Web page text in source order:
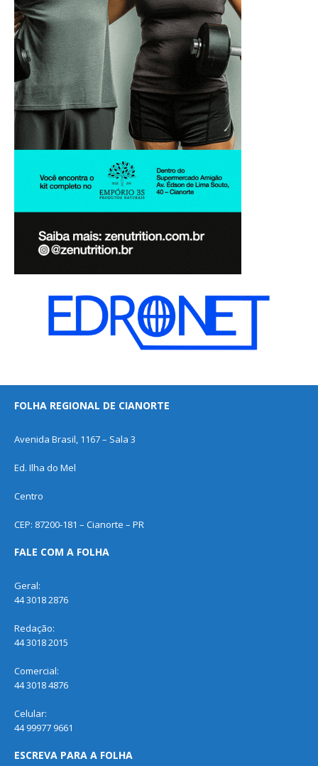
FOLHA REGIONAL DE CIANORTE
Avenida Brasil, 1167 – Sala 3
Ed. Ilha do Mel
Centro
CEP: 87200-181 – Cianorte – PR
FALE COM A FOLHA
Geral:
44 3018 2876
Redação:
44 3018 2015
Comercial:
44 3018 4876
Celular:
44 99977 9661
ESCREVA PARA A FOLHA